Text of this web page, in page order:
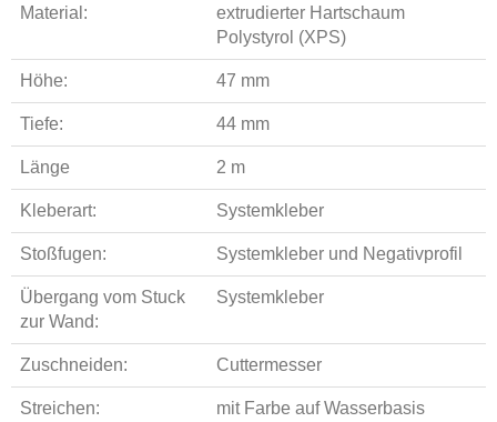
Material:
extrudierter Hartschaum
Polystyrol (XPS)
Höhe: 47 mm
Tiefe: 44 mm
Länge 2 m
Kleberart: Systemkleber
Stoßfugen: Systemkleber und Negativprofil
Übergang vom Stuck
zur Wand:
Systemkleber
Zuschneiden: Cuttermesser
Streichen:
mit Farbe auf Wasserbasis